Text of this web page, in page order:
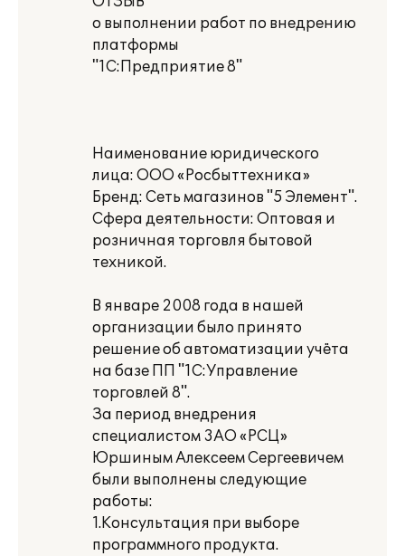
о выполнении работ по внедрению
платформы
"1С:Предприятие 8"
Наименование юридического
лица: ООО «Росбыттехника»
Бренд: Сеть магазинов "5 Элемент".
Сфера деятельности: Оптовая и
розничная торговля бытовой
техникой.
В январе 2008 года в нашей
организации было принято
решение об автоматизации учёта
на базе ПП "1С:Управление
торговлей 8".
За период внедрения
специалистом 3АО «РСЦ»
Юршиным Алексеем Сергеевичем
были выполнены следующие
работы:
1.Консультация при выборе
программного продукта.